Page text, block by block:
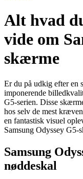
Alt hvad
vide om
skærme
Er du på udkig efter en
imponerende
G5-serien. Disse
hos selv de mest
en fantastisk visuel
Samsung Odyssey G5-
Samsung
nøddeskal